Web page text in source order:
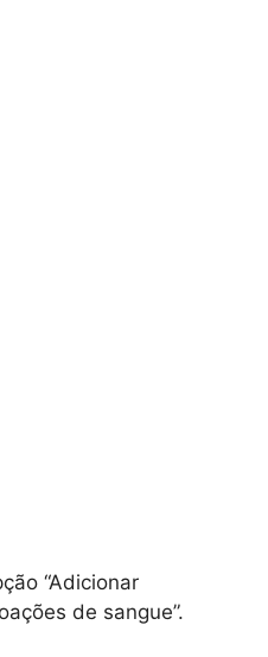
“Adicionar
de sangue”.